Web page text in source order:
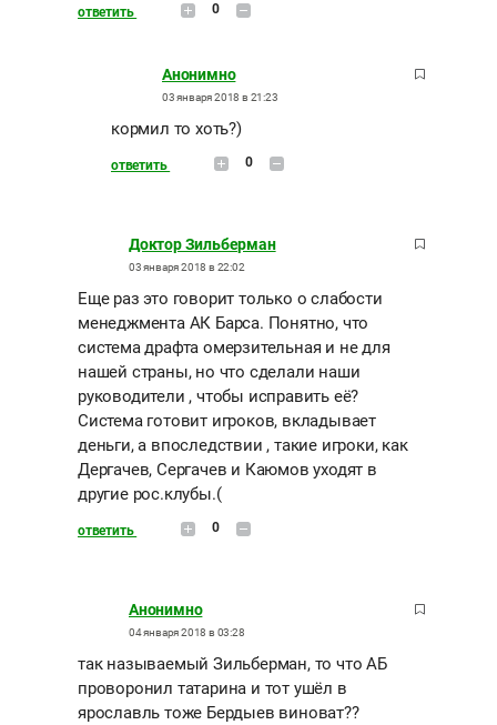
ответить 0
Анонимно
03 января 2018 в 21:23
кормил то хоть?)
ответить 0
Доктор Зильберман
03 января 2018 в 22:02
Еще раз это говорит только о слабости
менеджмента АК Барса. Понятно, что
система драфта омерзительная и не для
нашей страны, но что сделали наши
руководители , чтобы исправить её?
Система готовит игроков, вкладывает
деньги, а впоследствии , такие игроки, как
Дергачев, Сергачев и Каюмов уходят в
другие рос.клубы.(
ответить 0
Анонимно
04 января 2018 в 03:28
так называемый Зильберман, то что АБ
проворонил татарина и тот ушёл в
ярославль тоже Бердыев виноват??